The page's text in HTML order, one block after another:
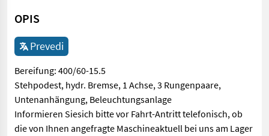
OPIS
Prevedi
Bereifung: 400/60-15.5
Stehpodest, hydr. Bremse, 1 Achse, 3 Rungenpaare,
Untenanhängung, Beleuchtungsanlage
Informieren Siesich bitte vor Fahrt-Antritt telefonisch, ob
die von Ihnen angefragte Maschineaktuell bei uns am Lager